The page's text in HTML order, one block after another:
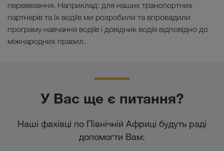
перевезення. Наприклад: для наших транспортних
партнерів та їх водіїв ми розробили та впровадили
програму навчання водіїв і довідник водія відповідно до
міжнародних правил.
У Вас ще є питання?
Наші фахівці по Північній Африці будуть раді
допомогти Вам: